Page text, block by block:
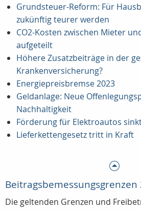
Grundsteuer-Reform: Für
zukünftig teurer werden
CO2-Kosten zwischen Mieter
aufgeteilt
Höhere Zusatzbeiträge in der
Krankenversicherung?
Energiepreisbremse 2023
Geldanlage: Neue
Nachhaltigkeit
Förderung für Elektroautos
Lieferkettengesetz tritt in Kraft
Beitragsbemessungsgrenzen
Die geltenden Grenzen und